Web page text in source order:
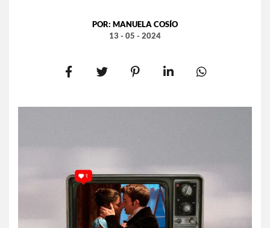
POR: MANUELA COSÍO
13 - 05 - 2024